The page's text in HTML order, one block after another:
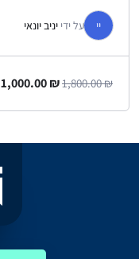
יי על ידי יניב יונאי
1,800.00₪
1,000.00₪